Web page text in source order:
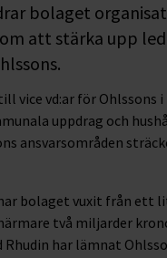
bolaget
att stärka upp
vd:ar för Ohlssons i
uppdrag och
ansvarsområden
har bolaget vuxit från
två miljarder
har lämnat